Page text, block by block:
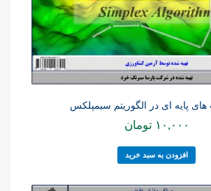
۱۰,۰۰۰ تومان
افزودن به سبد خرید